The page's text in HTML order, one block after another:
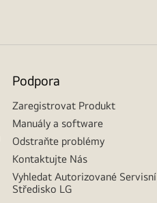
Podpora
Zaregistrovat Produkt
Manuály a software
Odstraňte problémy
Kontaktujte Nás
Vyhledat Autorizované Servisní
Středisko LG